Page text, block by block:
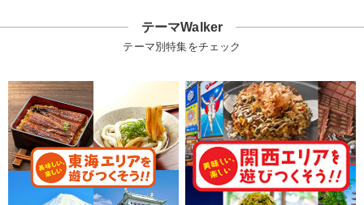
テーマWalker
テーマ別特集をチェック